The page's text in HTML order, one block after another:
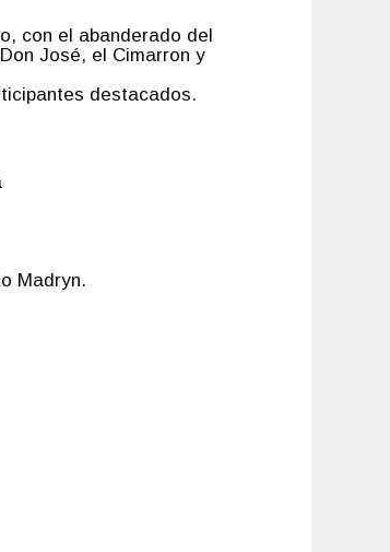
con el abanderado del
José, el Cimarron y
destacados.
Madryn.